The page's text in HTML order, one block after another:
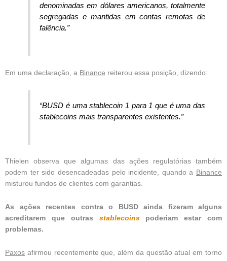
denominadas em dólares americanos, totalmente
segregadas e mantidas em contas remotas de
falência.”
Em uma declaração, a Binance reiterou essa posição, dizendo:
“BUSD é uma stablecoin 1 para 1 que é uma das
stablecoins mais transparentes existentes.”
Thielen observa que algumas das ações regulatórias também
podem ter sido desencadeadas pelo incidente, quando a Binance
misturou fundos de clientes com garantias.
As ações recentes contra o BUSD ainda fizeram alguns
acreditarem que outras stablecoins
poderiam estar com
problemas.
Paxos afirmou recentemente que, além da questão atual em torno